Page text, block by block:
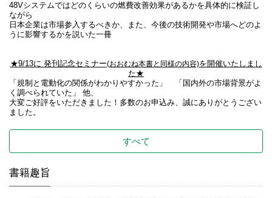
48Vシステムではどのくらいの燃費改善効果があるかを具体的に検証し
ながら
日本企業は市場参入するべきか、また、今後の技術開発や市場へどのよ
うに影響するかを説いた一冊
★9/13に 発刊記念セミナー(おおむね本書と同様の内容)を開催いたしまし
た★
「規制と電動化の関係がわかりやすかった」 「国内外の市場背景がよ
く調べられていた」 他、
大変ご好評をいただきました！多数のお申込み、誠にありがとうござい
ました。
すべて
書籍趣旨